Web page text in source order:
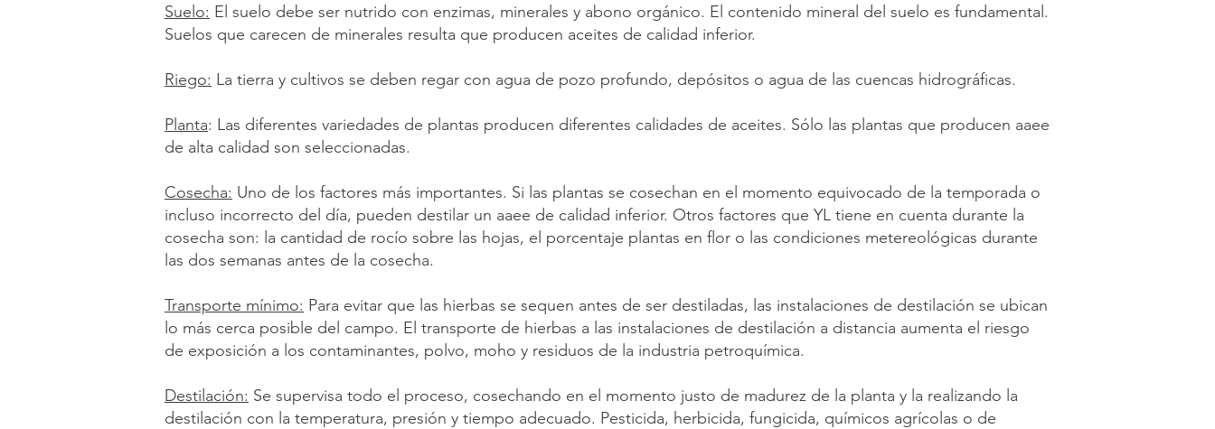
Suelo: El suelo debe ser nutrido con enzimas, minerales y abono orgánico. El contenido mineral del suelo es fundamental.
Suelos que carecen de minerales resulta que producen aceites de calidad inferior.
Riego: La tierra y cultivos se deben regar con agua de pozo profundo, depósitos o agua de las cuencas hidrográficas.
Planta: Las diferentes variedades de plantas producen diferentes calidades de aceites. Sólo las plantas que producen aaee
de alta calidad son seleccionadas.
Cosecha: Uno de los factores más importantes. Si las plantas se cosechan en el momento equivocado de la temporada o
incluso incorrecto del día, pueden destilar un aaee de calidad inferior. Otros factores que YL tiene en cuenta durante la
cosecha son: la cantidad de rocío sobre las hojas, el porcentaje plantas en flor o las condiciones metereológicas durante
las dos semanas antes de la cosecha.
Transporte mínimo: Para evitar que las hierbas se sequen antes de ser destiladas, las instalaciones de destilación se ubican
lo más cerca posible del campo. El transporte de hierbas a las instalaciones de destilación a distancia aumenta el riesgo
de exposición a los contaminantes, polvo, moho y residuos de la industria petroquímica.
Destilación: Se supervisa todo el proceso, cosechando en el momento justo de madurez de la planta y la realizando la
destilación con la temperatura, presión y tiempo adecuado. Pesticida, herbicida, fungicida, químicos agrícolas o de